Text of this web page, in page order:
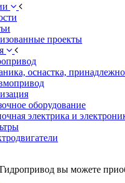
проекты
оснастка,
оборудование
электрика и
вы можете